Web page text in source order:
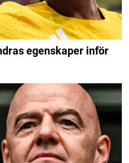
egenskaper inför